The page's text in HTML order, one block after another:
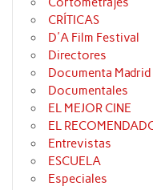
CRÍTICAS
D'A Film Festival
Directores
Documenta Madrid
Documentales
EL MEJOR CINE
EL
Entrevistas
ESCUELA
Especiales